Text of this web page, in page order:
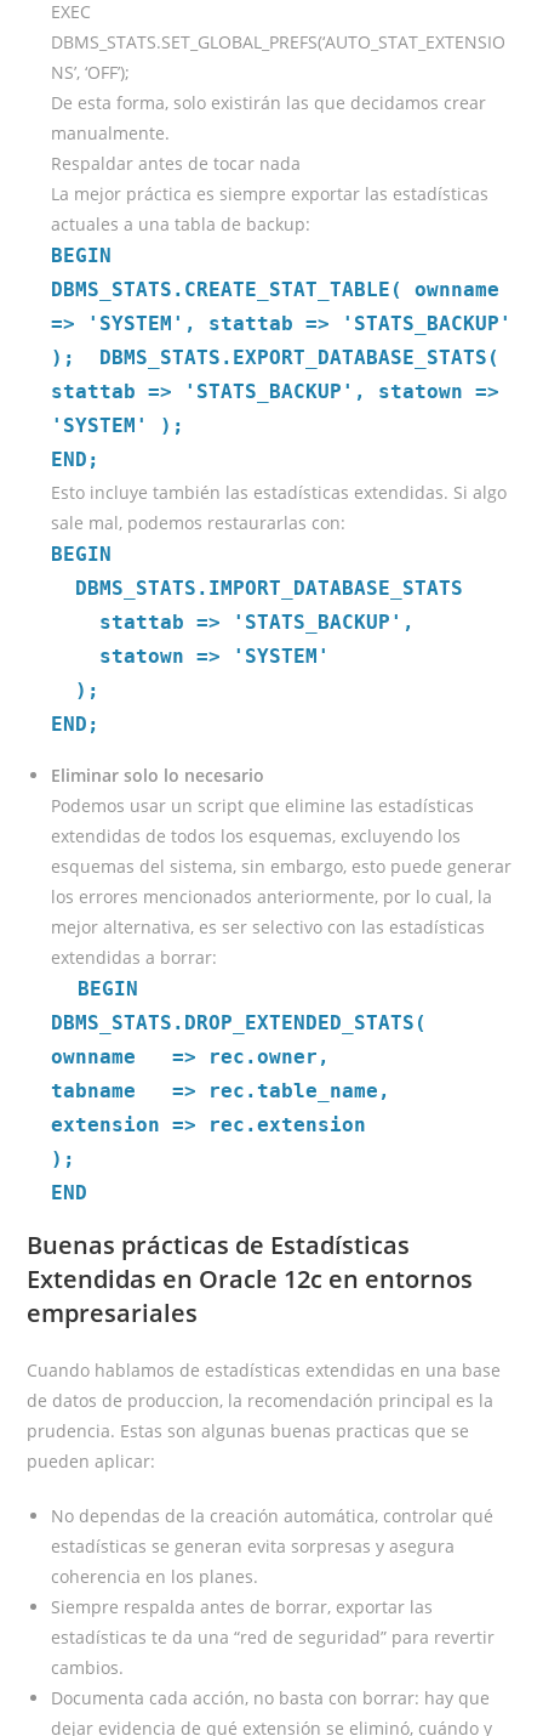
EXEC
DBMS_STATS.SET_GLOBAL_PREFS(‘AUTO_STAT_EXTENSIO
NS’, ‘OFF’);
De esta forma, solo existirán las que decidamos crear
manualmente.
Respaldar antes de tocar nada
La mejor práctica es siempre exportar las estadísticas
actuales a una tabla de backup:
BEGIN
DBMS_STATS.CREATE_STAT_TABLE( ownname
=> 'SYSTEM', stattab => 'STATS_BACKUP'
); DBMS_STATS.EXPORT_DATABASE_STATS(
stattab => 'STATS_BACKUP', statown =>
'SYSTEM' );
END;
Esto incluye también las estadísticas extendidas. Si algo
sale mal, podemos restaurarlas con:
BEGIN
DBMS_STATS.IMPORT_DATABASE_STATS
stattab => 'STATS_BACKUP',
statown => 'SYSTEM'
);
END;
Eliminar solo lo necesario
Podemos usar un script que elimine las estadísticas
extendidas de todos los esquemas, excluyendo los
esquemas del sistema, sin embargo, esto puede generar
los errores mencionados anteriormente, por lo cual, la
mejor alternativa, es ser selectivo con las estadísticas
extendidas a borrar:
BEGIN
DBMS_STATS.DROP_EXTENDED_STATS(
ownname => rec.owner,
tabname => rec.table_name,
extension => rec.extension
);
END
Buenas prácticas de Estadísticas
Extendidas en Oracle 12c en entornos
empresariales
Cuando hablamos de estadísticas extendidas en una base
de datos de produccion, la recomendación principal es la
prudencia. Estas son algunas buenas practicas que se
pueden aplicar:
No dependas de la creación automática, controlar qué
estadísticas se generan evita sorpresas y asegura
coherencia en los planes.
Siempre respalda antes de borrar, exportar las
estadísticas te da una “red de seguridad” para revertir
cambios.
Documenta cada acción, no basta con borrar: hay que
dejar evidencia de qué extensión se eliminó, cuándo y